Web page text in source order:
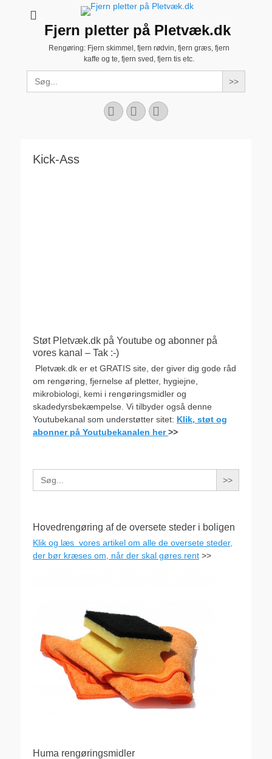
Fjern pletter på Pletvæk.dk
Rengøring: Fjern skimmel, fjern rødvin, fjern græs, fjern
kaffe og te, fjern sved, fjern tis etc.
Search
for:
Facebook
YouTubeInstagram
Kick-Ass
Støt Pletvæk.dk på Youtube og abonner på
vores kanal – Tak :-)
Pletvæk.dk er et GRATIS site, der giver dig gode råd
om rengøring, fjernelse af pletter, hygiejne,
mikrobiologi, kemi i rengøringsmidler og
skadedyrsbekæmpelse. Vi tilbyder også denne
Youtubekanal som understøtter sitet: Klik, støt og
abonner på Youtubekanalen her>>
Search
for:
Hovedrengøring af de oversete steder i boligen
Klik og læs vores artikel om alle de oversete steder,
der bør kræses om, når der skal gøres rent >>
Huma rengøringsmidler